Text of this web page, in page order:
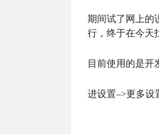
期间试了网上的
行，终于在今天
目前使用的是开
进设置–>更多设